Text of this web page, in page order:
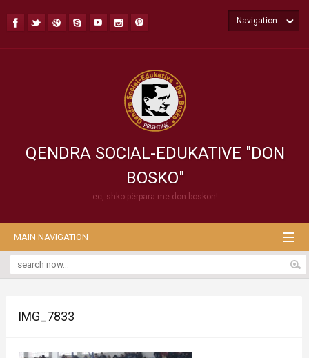
QENDRA SOCIAL-EDUKATIVE "DON
BOSKO"
ec, shko përpara me don boskon!
Navigation
MAIN NAVIGATION
IMG_7833